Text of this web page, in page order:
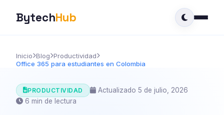
BytechHub
Inicio Blog Productividad
Office 365 para estudiantes en Colombia
PRODUCTIVIDAD
Actualizado 5 de julio, 2026
6 min de lectura